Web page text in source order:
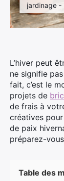
jardinage -
L’hiver peut
ne signifie
fait, c’est le
projets de
de frais à
créatives
de paix
préparez-
Table des